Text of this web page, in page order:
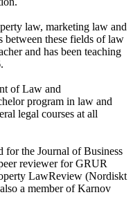
law, marketing law and
between these fields of law
and has been teaching
of Law and
program in law and
legal courses at all
for the Journal of Business
reviewer for GRUR
LawReview (Nordiskt
a member of Karnov